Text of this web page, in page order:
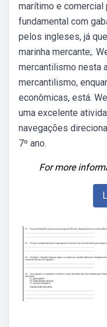
marítimo e comercial
fundamental com
pelos ingleses, já
marinha mercante;.
mercantilismo nesta
mercantilismo,
econômicas, está.
uma excelente
navegações
7º ano.
For more